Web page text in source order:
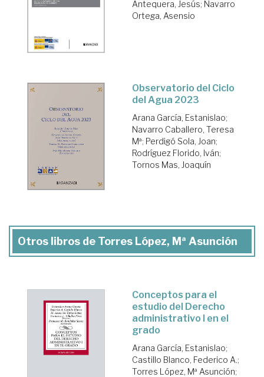
Antequera, Jesús; Navarro
Ortega, Asensio
Observatorio del Ciclo
del Agua 2023
Arana García, Estanislao;
Navarro Caballero, Teresa
Mª; Perdigó Sola, Joan;
Rodríguez Florido, Iván;
Tornos Mas, Joaquín
Otros libros de Torres López, Mª Asunción
Conceptos para el
estudio del Derecho
administrativo I en el
grado
Arana García, Estanislao;
Castillo Blanco, Federico A.;
Torres López, Mª Asunción;